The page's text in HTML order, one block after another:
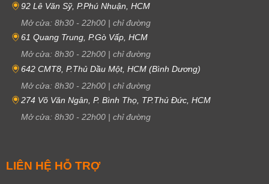
92 Lê Văn Sỹ, P.Phú Nhuận, HCM
Mở cửa: 8h30 - 22h00 | chỉ đường
61 Quang Trung, P.Gò Vấp, HCM
Mở cửa: 8h30 - 22h00 | chỉ đường
642 CMT8, P.Thủ Dầu Một, HCM (Bình Dương)
Mở cửa: 8h30 - 22h00 | chỉ đường
274 Võ Văn Ngân, P. Bình Thọ, TP.Thủ Đức, HCM
Mở cửa: 8h30 - 22h00 | chỉ đường
LIÊN HỆ HỖ TRỢ